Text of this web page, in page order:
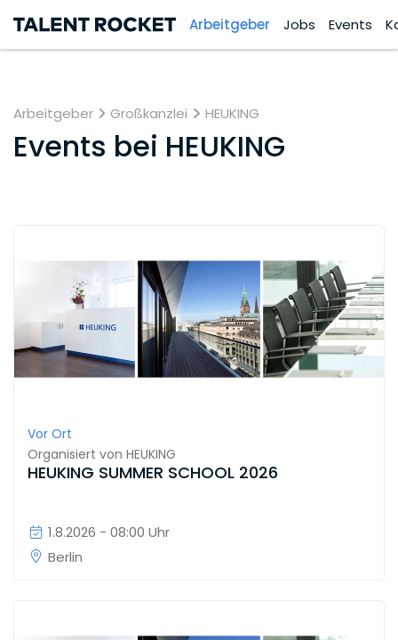
Arbeitgeber Jobs Events
Arbeitgeber Großkanzlei HEUKING
Events bei HEUKING
Vor Ort
Organisiert von HEUKING
HEUKING SUMMER SCHOOL 2026
1.8.2026 - 08:00 Uhr
Berlin